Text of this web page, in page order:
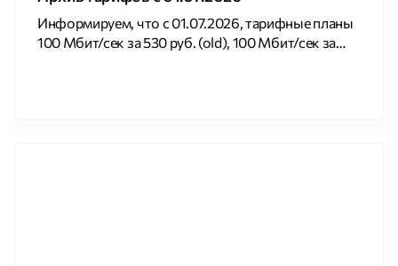
Информируем, что с 01.07.2026, тарифные планы
100 Мбит/сек за 530 руб. (old), 100 Мбит/сек за